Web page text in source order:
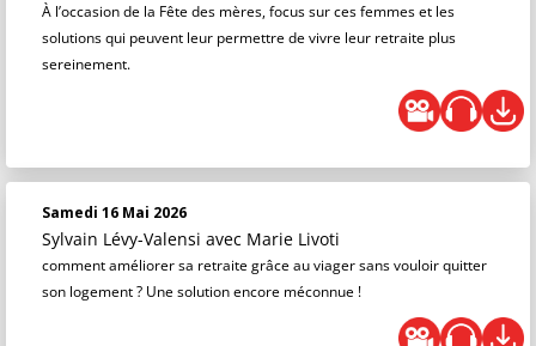
À l’occasion de la Fête des mères, focus sur ces femmes et les
solutions qui peuvent leur permettre de vivre leur retraite plus
sereinement.
Samedi 16 Mai 2026
Sylvain Lévy-Valensi avec Marie Livoti
comment améliorer sa retraite grâce au viager sans vouloir quitter
son logement ? Une solution encore méconnue !